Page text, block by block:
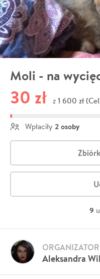
Moli - na
30 zł z 1 600 zł
Wpłaciły 2 osoby
9
Aleksandra